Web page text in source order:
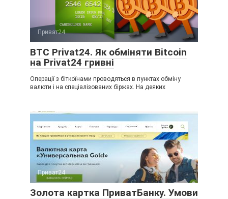
Приват24
BTC Privat24. Як обміняти Bitcoin
на Privat24 гривні
Операції з біткоїнами проводяться в пунктах обміну
валюти і на спеціалізованих біржах. На деяких
Приват24
Золота картка ПриватБанку. Умови